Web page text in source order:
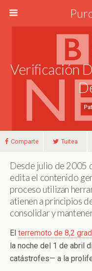
Verificación
Comparte Tuitea
Desde julio de 2005
edita el contenido
proceso utilizan
atienen a principios
consolidar y
El terremoto de 8,2
la noche del 1 de abril
catástrofes— a la